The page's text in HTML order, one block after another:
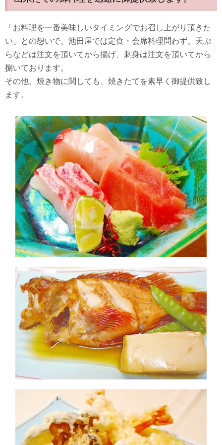
「お料理を一番美味しいタイミングでお召し上がり頂きた
い」との想いで、池田屋では定食・会席料理問わず、天ぷ
らなどは注文を頂いてから揚げ、刺身は注文を頂いてから
捌いております。
その他、焼き物に関しても、焼きたてを素早く御提供致し
ます。